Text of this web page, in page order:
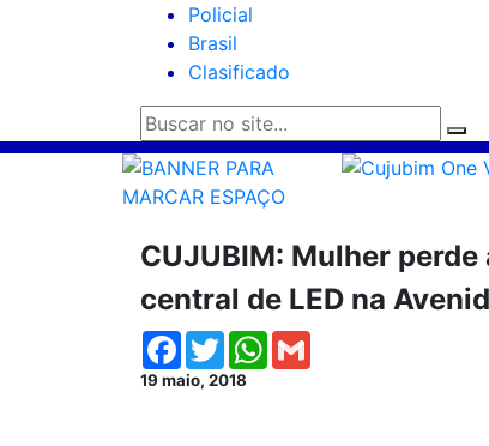
Policial
Brasil
Clasificado
CUJUBIM: Mulher
central de LED na
Facebook
TwitterWhatsApp
19 maio, 2018